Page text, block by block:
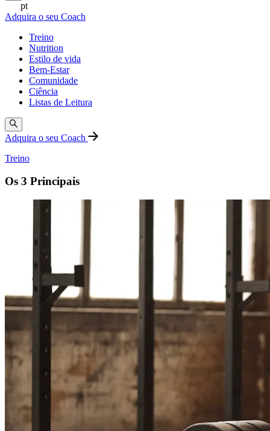
pt
Adquira o seu Coach
Treino
Nutrition
Estilo de vida
Bem-Estar
Comunidade
Ciência
Listas de Leitura
Adquira o seu Coach
Treino
Os 3 Principais